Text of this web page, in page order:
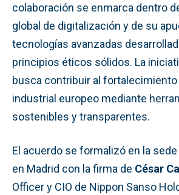
colaboración se enmarca dentro
global de digitalización y de su
tecnologías avanzadas
principios éticos sólidos. La
busca contribuir al
industrial europeo mediante
sostenibles y transparentes.
El acuerdo se formalizó en la
en Madrid con la firma de César
Officer y CIO de Nippon Sanso